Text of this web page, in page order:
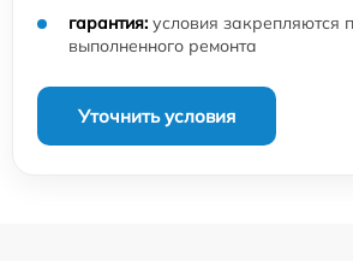
гарантия: условия закрепляются
выполненного ремонта
Уточнить условия